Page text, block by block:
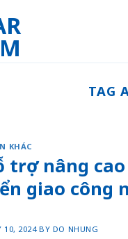
TAG
KHÁC
trợ nâng
giao công
10, 2024 BY DO NHUNG